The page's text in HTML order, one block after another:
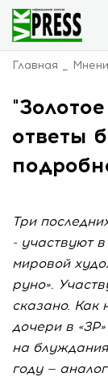
Главная
ответы
Три
- участвуют
мировой
руно».
сказано. Как
дочери в
на
году —